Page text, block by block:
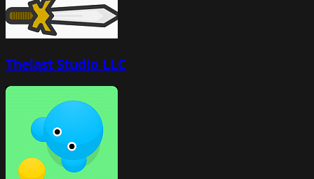
Thelast Studio LLC